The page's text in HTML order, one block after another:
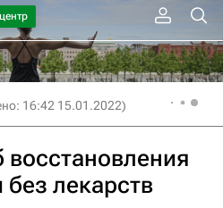
16:42 15.01.2022)
лекарств